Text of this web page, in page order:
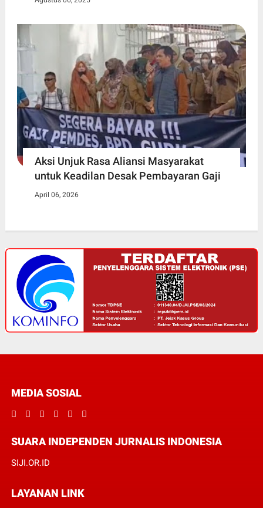
Aksi Unjuk Rasa Aliansi Masyarakat
untuk Keadilan Desak Pembayaran Gaji
April 06, 2026
MEDIA SOSIAL
SUARA INDEPENDEN JURNALIS INDONESIA
SIJI.OR.ID
LAYANAN LINK